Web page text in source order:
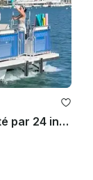
Bateau de fête et d'événement piloté par 24 invités à Chicago avec salle de bain et tapis aquatique